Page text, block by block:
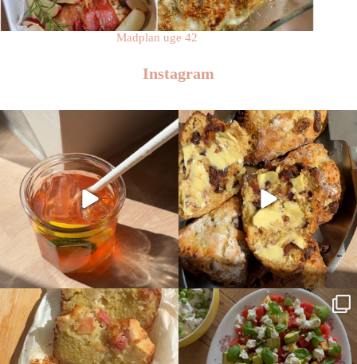
Madplan uge 42
Instagram